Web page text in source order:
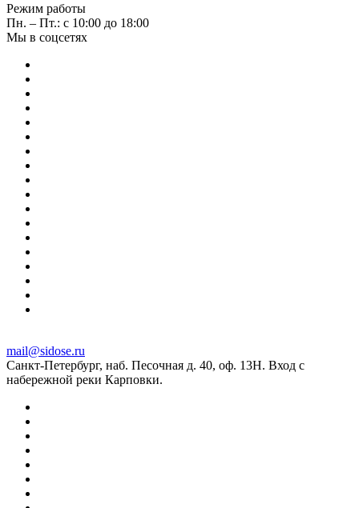
Режим работы
Пн. – Пт.: с 10:00 до 18:00
Мы в соцсетях
mail@sidose.ru
Санкт-Петербург, наб. Песочная д. 40, оф. 13Н. Вход с
набережной реки Карповки.